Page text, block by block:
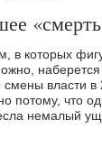
в которых
наберется
смены власти
потому, что
немалый